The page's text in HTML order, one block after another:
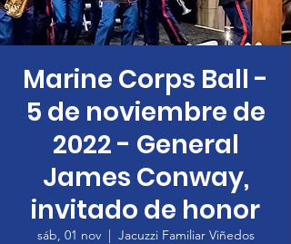
Marine Corps Ball -
5 de noviembre de
2022 - General
James Conway,
invitado de honor
sáb, 01 nov
  |
Jacuzzi Familiar Viñedos